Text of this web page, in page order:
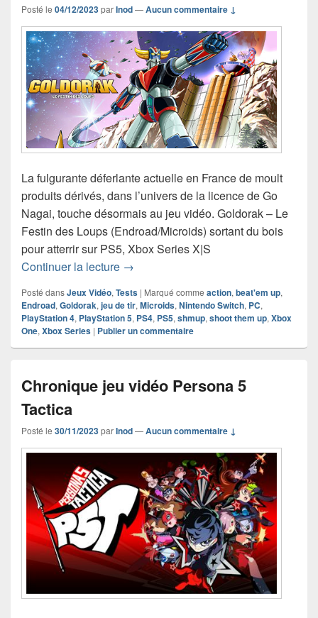
Posté le 04/12/2023parInod—Aucun commentaire ↓
La fulgurante déferlante actuelle en France de moult
produits dérivés, dans l’univers de la licence de Go
Nagai, touche désormais au jeu vidéo. Goldorak – Le
Festin des Loups (Endroad/Microids) sortant du bois
pour atterrir sur PS5, Xbox Series X|S
Continuer la lecture Chronique jeu vidéo Goldorak – Le
→
Posté dansJeux Vidéo,Tests | Marqué comme action,beat'em up,
Endroad,Goldorak,jeu de tir,Microids,Nintendo Switch, PC,
PlayStation 4, PlayStation 5, PS4, PS5,shmup,shoot them up,Xbox
One,Xbox Series | Publier un commentaire
Chronique jeu vidéo Persona 5
Tactica
Posté le 30/11/2023parInod—Aucun commentaire ↓